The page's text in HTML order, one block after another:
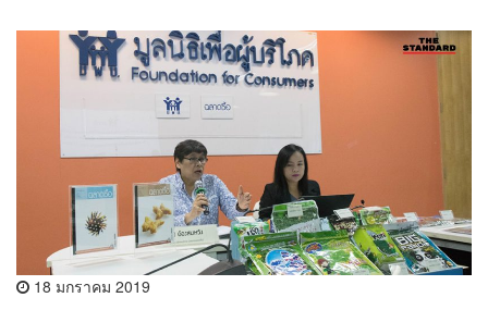
18 มกราคม 2019